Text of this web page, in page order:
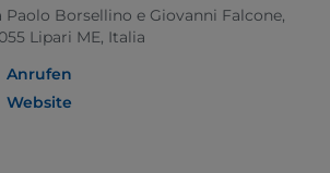
Paolo Borsellino e Giovanni Falcone,
Lipari ME, Italia
Anrufen
Website